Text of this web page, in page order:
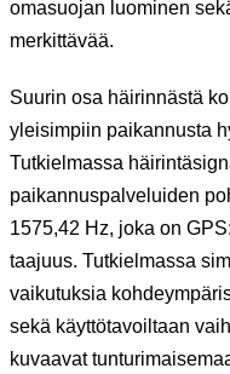
omasuojan luominen
merkittävää.
Suurin osa häirinnästä
yleisimpiin paikannusta
Tutkielmassa
paikannuspalveluiden
1575,42 Hz, joka on
taajuus. Tutkielmassa
vaikutuksia
sekä käyttötavoiltaan
kuvaavat